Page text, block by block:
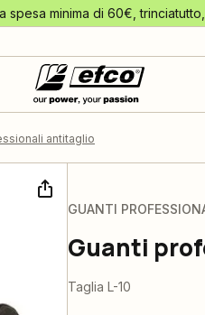
spesa minima di 60€,
antitaglio
GUANTI
Guanti
Taglia L-10